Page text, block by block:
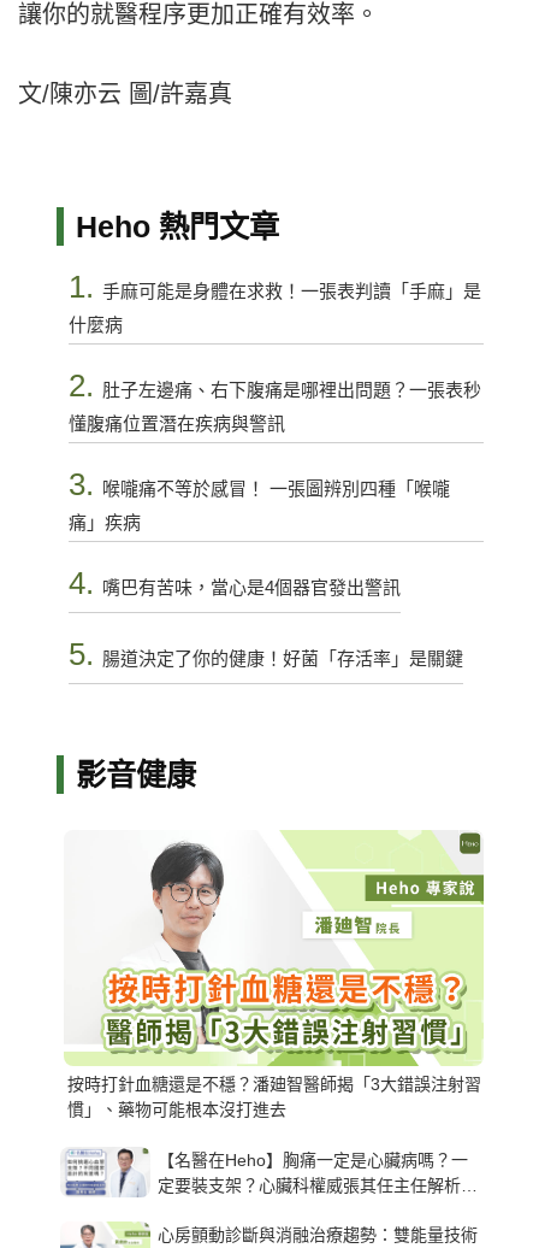
讓你的就醫程序更加正確有效率。
文/陳亦云 圖/許嘉真
Heho 熱門文章
1. 手麻可能是身體在求救！一張表判讀「手麻」是
什麼病
2. 肚子左邊痛、右下腹痛是哪裡出問題？一張表秒
懂腹痛位置潛在疾病與警訊
3.
喉嚨痛不等於感冒！ 一張圖辨別四種「喉嚨
痛」疾病
4. 嘴巴有苦味，當心是4個器官發出警訊
5. 腸道決定了你的健康！好菌「存活率」是關鍵
影音健康
按時打針血糖還是不穩？潘廸智醫師揭「3大錯誤注射習
慣」、藥物可能根本沒打進去
【名醫在Heho】胸痛一定是心臟病嗎？一
定要裝支架？心臟科權威張其任主任解析支
心房顫動診斷與消融治療趨勢：雙能量技術